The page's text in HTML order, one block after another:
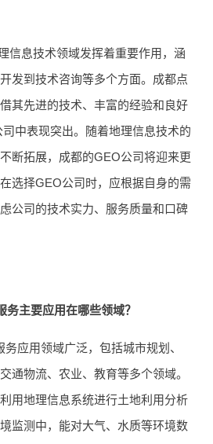
信息技术领域发挥着重要作用，涵
发到技术咨询等多个方面。成都点
其先进的技术、丰富的经验和良好
中表现突出。随着地理信息技术的
断拓展，成都的GEO公司将迎来更
选择GEO公司时，应根据自身的需
公司的技术实力、服务质量和口碑
主要应用在哪些领域？
应用领域广泛，包括城市规划、
通物流、农业、教育等多个领域。
用地理信息系统进行土地利用分析
监测中，能对大气、水质等环境数